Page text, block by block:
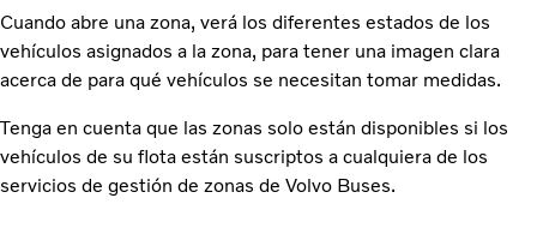
Cuando abre una zona, verá los diferentes estados de los
vehículos asignados a la zona, para tener una imagen clara
acerca de para qué vehículos se necesitan tomar medidas.
Tenga en cuenta que las zonas solo están disponibles si los
vehículos de su flota están suscriptos a cualquiera de los
servicios de gestión de zonas de Volvo Buses.